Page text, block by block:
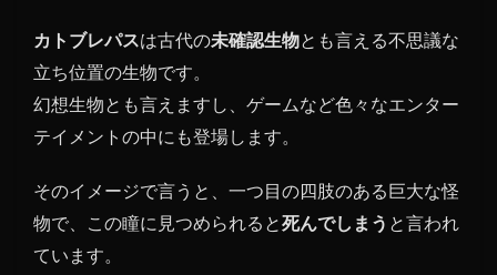
認生
物
1.1
プリ
博物
誌に
登場
カトブレパスは古代の未確認生物とも言える不思議な
立ち位置の生物です。
幻想生物とも言えますし、ゲームなど色々なエンター
テイメントの中にも登場します。
そのイメージで言うと、一つ目の四肢のある巨大な怪
物で、この瞳に見つめられると死んでしまう と言われ
ています。